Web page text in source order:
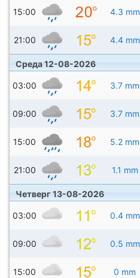
15:00 4.3 mm
21:00 4.4 mm
Среда 12-08-2026
03:00 3.7 mm
09:00 3.7 mm
15:00 5.2 mm
21:00 1.1 mm
Четверг 13-08-2026
03:00 0.4 mm
09:00 0.5 mm
15:00 0 mm